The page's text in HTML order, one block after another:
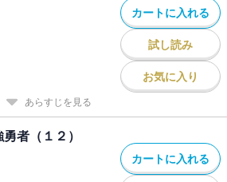
カートに入れる
試し読み
お気に入り
あらすじを見る
者（１２）
カートに入れる